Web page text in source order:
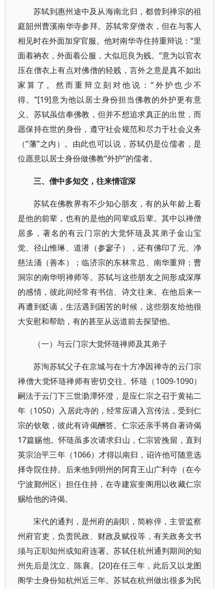
苏轼到惠州途中及从海南北归，都曾到禅宗的祖
庭韶州曹溪南华寺参拜。苏轼常穿僧衣，但在与客人
相见时在外面加穿官服。他对南华寺住持重辩说：“里
面着衲衣，外面着公服，大似厄良为贱。”意为以官衣
压在僧衣上有点对佛僧的轻贱，言外之意是真不如出
家算了。然而重辩立刻对他说：“外护也少不
得。”[19]意为他以居士身份担当佛教的外护更有意
义。苏轼虽信奉佛教，但并不想追求真正的出世，而
愿保持在世的身份，遵守社会规范和尽力于社会义务
（“藩”之内）。由此也可以说，苏轼仍是位儒者，是
位愿意以居士身份做佛教“外护”的儒者。
三、僧中多知交，往来情谊深
苏轼在佛教界有不少知心朋友，有的从年龄上看
是他的前辈，也有的是他的同辈或后辈。其中以禅僧
居多，著名的有云门宗的大觉怀琏及其弟子金山宝
觉、径山惟琳、道潜（参寥子），还有佛印了元、净
慈法涌（善本）；临济宗的东林常总、南华重辩；曹
洞宗的南华明禅师等。苏轼与这些朋友之间形成深厚
的感情，彼此间经常有书信、诗文往来。在他后来一
再遭到贬谪，生活遇到困苦的时候，这些朋友给他很
大安慰和帮助，有的甚至从远道前去探望他。
（一）与云门宗大觉怀琏禅师及其弟子
苏洵苏轼父子在京城与在十方净因禅寺的云门宗
禅僧大觉怀琏禅师有密切交往。怀琏（1009-1090）
嗣法于云门下三世泐潭怀澄，是应仁宗之召于黄祐二
年（1050）入居此寺的，经常应请入宫传法，受到仁
宗的钦敬，彼此有诗偈酬答。仁宗还亲手将自著诗偈
17篇赐他。怀琏虽多次请求归山，仁宗皆挽留，直到
英宗治平三年（1066）才得以南归，诏许他可随意选
择寺院住持。后来他到明州的阿育王山广利寺（在今
宁波鄞州区）担任住持，在寺建宸奎阁用以收藏仁宗
赐给他的诗偈。
宋代的通判，是州府的副职，简称倅，主管监察
州府官吏，负责民政、财政及赋役等，有关政务文书
须与正职知州或知府连署。苏轼任杭州通判期间的知
州先后是沈立、陈襄。[20]在任三年，此后又以龙图
阁学士身份知杭州近三年。苏轼在杭州做出很多为民